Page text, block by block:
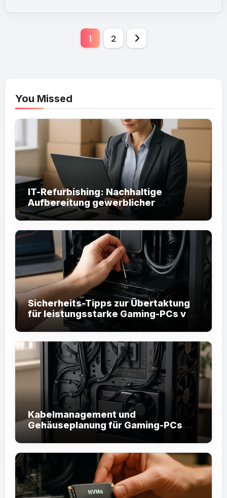
1 2
You Missed
IT-Refurbishing: Nachhaltige
Aufbereitung gewerblicher
Hardware
Sicherheits-Tipps zur Übertaktung
für leistungsstarke Gaming-PCs von
JuniorLinken.com
Kabelmanagement und
Gehäuseplanung für Gaming-PCs
von JuniorLinken.com